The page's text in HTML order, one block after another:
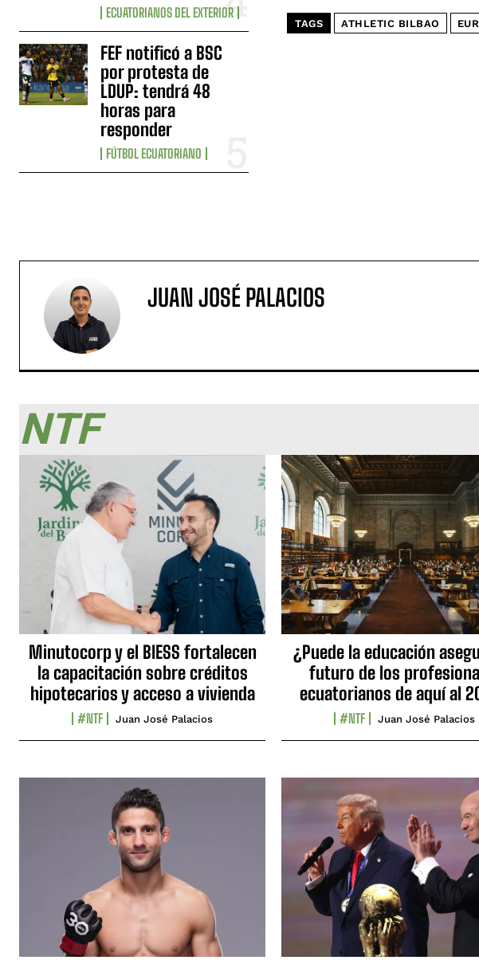
ECUATORIANOS DEL EXTERIOR
FEF notificó a BSC
por protesta de
LDUP: tendrá 48
horas para
responder
FÚTBOL ECUATORIANO
TAGS ATHLETIC BILBAO
JUAN JOSÉ PALACIOS
NTF
Minutocorp y el BIESS fortalecen
la capacitación sobre créditos
hipotecarios y acceso a vivienda
#NTF Juan José Palacios
¿Puede la educación
futuro de los
ecuatorianos de aquí al
#NTF Juan José Palacios